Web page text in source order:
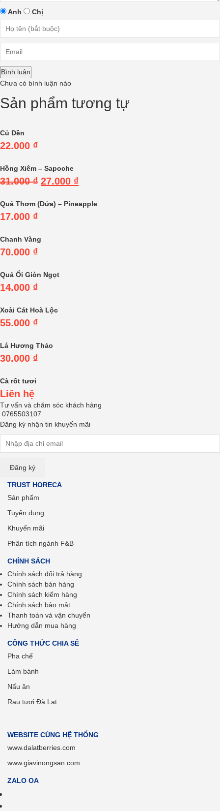
Anh Chị
Bình luận
Chưa có bình luận nào
Sản phẩm tương tự
Củ Dền
22.000 ₫
Hồng Xiêm – Sapoche
31.000₫ 27.000 ₫
Quả Thơm (Dứa) – Pineapple
17.000 ₫
Chanh Vàng
70.000 ₫
Quả Ổi Giòn Ngọt
14.000 ₫
Xoài Cát Hoà Lộc
55.000 ₫
Lá Hương Thảo
30.000 ₫
Cà rốt tươi
Liên hệ
Tư vấn và chăm sóc khách hàng
0765503107
Đăng ký nhận tin khuyến mãi
TRUST HORECA
Sản phẩm
Tuyển dụng
Khuyến mãi
Phân tích ngành F&B
CHÍNH SÁCH
Chính sách đổi trả hàng
Chính sách bán hàng
Chính sách kiểm hàng
Chính sách bảo mật
Thanh toán và vận chuyển
Hướng dẫn mua hàng
CÔNG THỨC CHIA SẺ
Pha chế
Làm bánh
Nấu ăn
Rau tươi Đà Lạt
WEBSITE CÙNG HỆ THỐNG
www.dalatberries.com
www.giavinongsan.com
ZALO OA